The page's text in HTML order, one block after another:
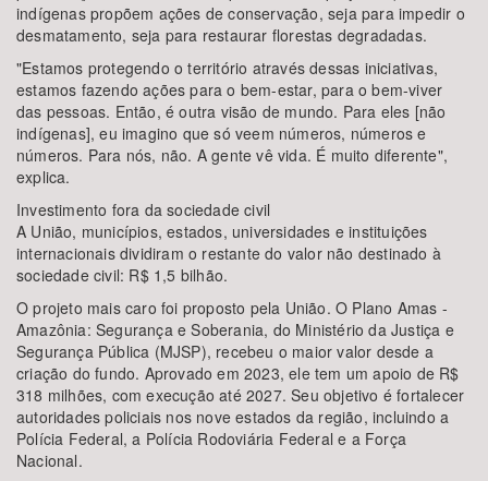
indígenas propõem ações de conservação, seja para impedir o
desmatamento, seja para restaurar florestas degradadas.
"Estamos protegendo o território através dessas iniciativas,
estamos fazendo ações para o bem-estar, para o bem-viver
das pessoas. Então, é outra visão de mundo. Para eles [não
indígenas], eu imagino que só veem números, números e
números. Para nós, não. A gente vê vida. É muito diferente",
explica.
Investimento fora da sociedade civil
A União, municípios, estados, universidades e instituições
internacionais dividiram o restante do valor não destinado à
sociedade civil: R$ 1,5 bilhão.
O projeto mais caro foi proposto pela União. O Plano Amas -
Amazônia: Segurança e Soberania, do Ministério da Justiça e
Segurança Pública (MJSP), recebeu o maior valor desde a
criação do fundo. Aprovado em 2023, ele tem um apoio de R$
318 milhões, com execução até 2027. Seu objetivo é fortalecer
autoridades policiais nos nove estados da região, incluindo a
Polícia Federal, a Polícia Rodoviária Federal e a Força
Nacional.